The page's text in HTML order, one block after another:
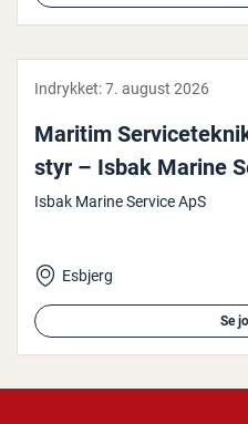
Indrykket:7. august 2026
Maritim
styr – Isbak Marine
Isbak Marine Service ApS
Esbjerg
Se